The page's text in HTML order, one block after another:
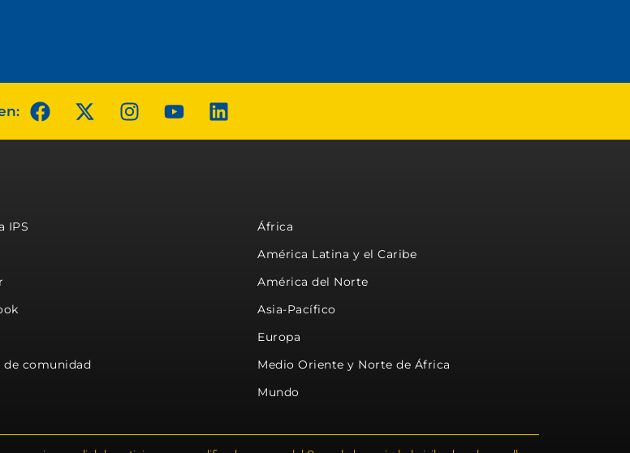
IPS
de comunidad
África
América Latina y el Caribe
América del Norte
Asia-Pacífico
Europa
Medio Oriente y Norte de África
Mundo